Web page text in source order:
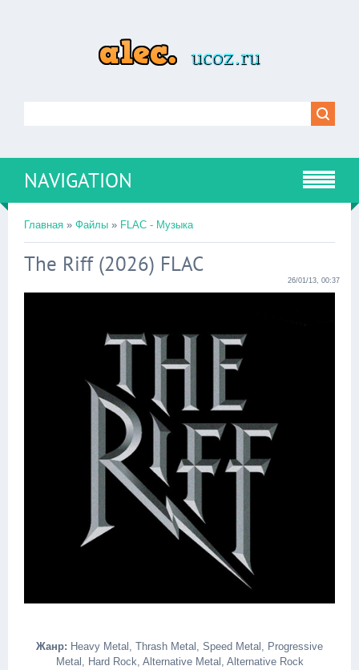
NAVIGATION
Главная » Файлы » FLAC - Музыка
The Riff (2026) FLAC
26/01/13, 00:37
Жанр: Heavy Metal, Thrash Metal, Speed Metal, Progressive
Metal, Hard Rock, Alternative Metal, Alternative Rock